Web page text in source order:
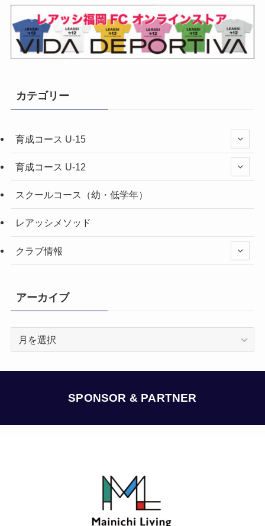
カテゴリー
育成コース U-15
育成コース U-12
スクールコース（幼・低学年）
レアッシメソッド
クラブ情報
アーカイブ
SPONSOR & PARTNER